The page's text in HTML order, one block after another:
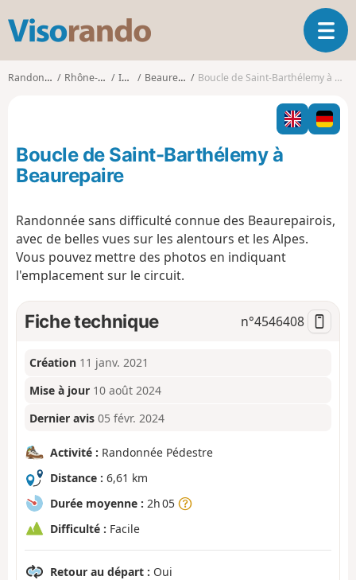
s
o
o
O
u
v
i
r
l
i
o
Randonnées Rhône-Alpes Isère Beaurepaire Boucle de Saint-Barthélemy à Beaurepaire
Boucle de Saint-Barthélemy à
Beaurepaire
Randonnée sans difficulté connue des Beaurepairois,
avec de belles vues sur les alentours et les Alpes.
Vous pouvez mettre des photos en indiquant
l'emplacement sur le circuit.
Fiche technique n°4546408
Création 11 janv. 2021
Mise à jour 10 août 2024
Dernier avis 05 févr. 2024
Activité : Randonnée Pédestre
Distance : 6,61 km
Durée moyenne : 2h 05
Difficulté : Facile
Retour au départ : Oui